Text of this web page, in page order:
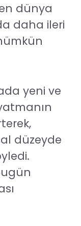
dünya
daha ileri
yeni ve
düzeyde